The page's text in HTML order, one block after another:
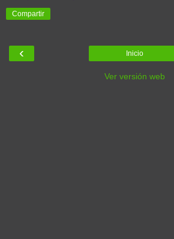
Compartir
‹ Inicio
Ver versión web